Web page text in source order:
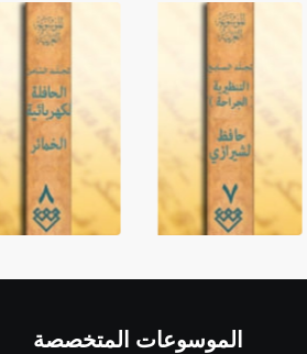
الموسوعات المتخصصة